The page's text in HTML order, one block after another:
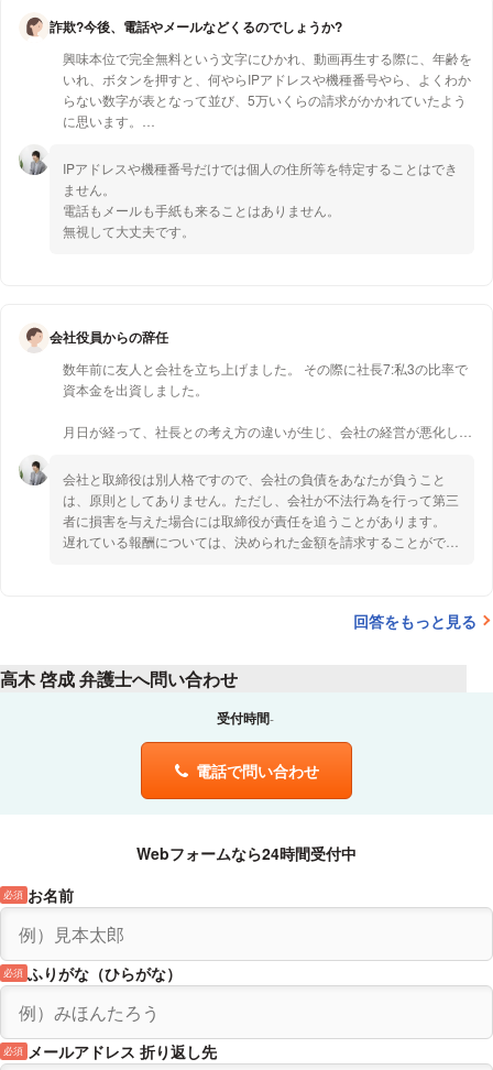
2014年
日本テレビ「NEWS ZERO」出演
「森のくまさん」替歌について
産経新聞 取材
鉄道会社によるアニメの歌詞の一部使用に関して
2017年
東京MXテレビ「ニュース女子」#99
音楽教室からの著作権使用料の徴収、商標権の問題等
「週刊新潮」４月13日号
ポール・マッカトニーの著作権返還に関する裁判について
ベネッセコーポレーション「仕事・学問ムック」取材
エンターテインメントを取り扱う弁護士業務について
振付の著作権に関して取材協力
毎日放送ニュース番組「VOICE」
2018年
弁護士兼作曲家として
詐欺?今後、電話やメールなどくるのでしょうか?
興味本位で完全無料という文字にひかれ、動画再生する際に、年齢を
いれ、ボタンを押すと、何やらIPアドレスや機種番号やら、よくわか
らない数字が表となって並び、5万いくらの請求がかかれていたよう
に思います。
怖くてすぐに画面を閉じたので詳しくは分かりません。
今後、電話やメールなどくるのでしょうか?
IPアドレスや機種番号だけでは個人の住所等を特定することはでき
ません。
電話もメールも手紙も来ることはありません。
無視して大丈夫です。
会社役員からの辞任
数年前に友人と会社を立ち上げました。 その際に社長7:私3の比率で
資本金を出資しました。
月日が経って、社長との考え方の違いが生じ、会社の経営が悪化し、
うようになりました。
今現在、会社には中小企業金融公庫からの借入があります。私は、借
入時に連帯保証人にはなっておりません。
会社の経営を私だけが悪化させたとは言いきれない現状で、私が役員
会社と取締役は別人格ですので、会社の負債をあなたが負うこと
は、原則としてありません。ただし、会社が不法行為を行って第三
者に損害を与えた場合には取締役が責任を追うことがあります。
遅れている報酬については、決められた金額を請求することができ
回答をもっと見る
高木 啓成 弁護士へ問い合わせ
受付時間
電話で問い合わせ
Webフォームなら24時間受付中
お名前
必須
ふりがな（ひらがな）
必須
メールアドレス 折り返し先
必須